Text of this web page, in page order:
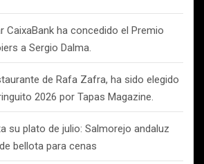
CaixaBank ha concedido el Premio
a Sergio Dalma.
de Rafa Zafra, ha sido elegido
2026 por Tapas Magazine.
su plato de julio: Salmorejo andaluz
bellota para cenas